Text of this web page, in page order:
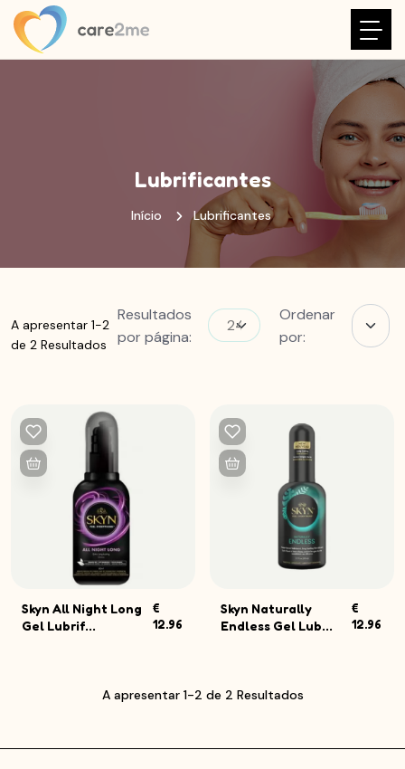
Lubrificantes
Início Lubrificantes
A apresentar 1-2
de 2 Resultados
Resultados
por página:
Ordenar
por:
Skyn All Night Long
Gel Lubrif...
€
12.96
Skyn Naturally
Endless Gel Lub...
€
12.96
A apresentar 1-2 de 2 Resultados